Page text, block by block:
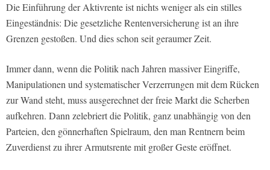
Die Einführung der Aktivrente ist nichts weniger als ein stilles
Eingeständnis: Die gesetzliche Rentenversicherung ist an ihre
Grenzen gestoßen. Und dies schon seit geraumer Zeit.
Immer dann, wenn die Politik nach Jahren massiver Eingriffe,
Manipulationen und systematischer Verzerrungen mit dem Rücken
zur Wand steht, muss ausgerechnet der freie Markt die Scherben
aufkehren. Dann zelebriert die Politik, ganz unabhängig von den
Parteien, den gönnerhaften Spielraum, den man Rentnern beim
Zuverdienst zu ihrer Armutsrente mit großer Geste eröffnet.